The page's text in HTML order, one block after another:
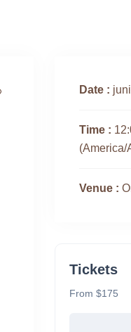
Date :
Time :
(America/
Venue :
Tickets
From $175